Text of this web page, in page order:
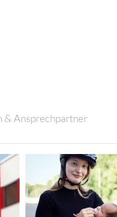
& Ansprechpartner